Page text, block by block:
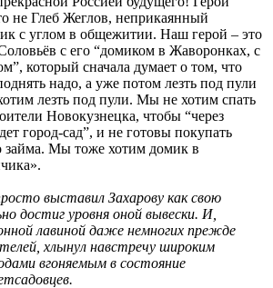
не Глеб Жеглов, неприкаянный
с углом в общежитии. Наш герой – это
с его “домиком в Жаворонках, с
который сначала думает о том, что
надо, а уже потом лезть под пули
лезть под пули. Мы не хотим спать
Новокузнецка, чтобы “через
город-сад”, и не готовы покупать
займа. Мы тоже хотим домик в
выставил Захарову как свою
достиг уровня оной вывески. И,
лавиной даже немногих прежде
хлынул навстречу широким
вгоняемым в состояние